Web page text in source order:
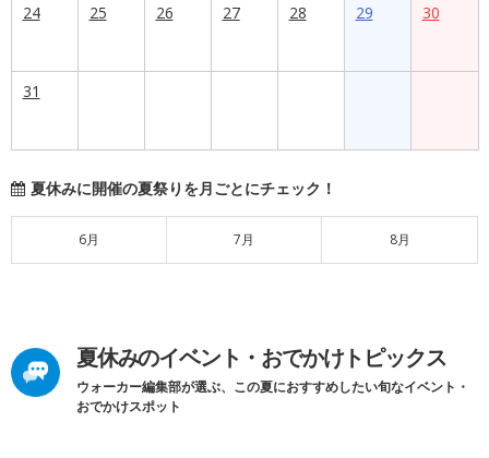
24 25 26 27 28 29 30
31
夏休みに開催の夏祭りを月ごとにチェック！
6月 7月 8月
夏休みのイベント・おでかけトピックス
ウォーカー編集部が選ぶ、この夏におすすめしたい旬なイベント・
おでかけスポット